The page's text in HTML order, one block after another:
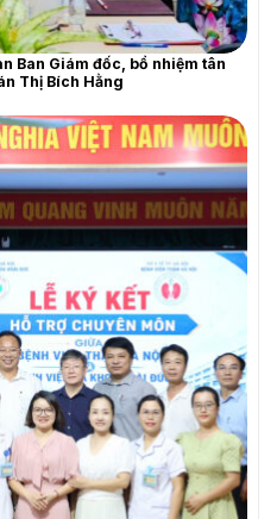
Ban Giám đốc, bổ nhiệm tân
Thị Bích Hằng